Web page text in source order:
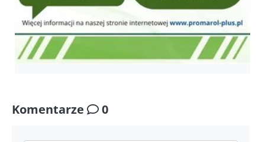
Komentarze 0